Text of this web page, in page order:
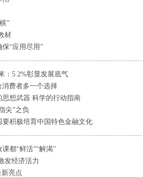
”
材
“应用尽用”
：5.2%彰显发展底气
费者多一个选择
思想武器 科学的行动指南
尖”之负
积极培育中国特色金融文化
都“鲜活”“解渴”
发经济活力
亮点